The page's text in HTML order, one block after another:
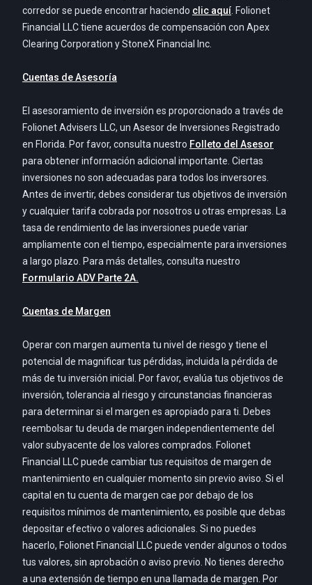
corredor se puede encontrar haciendo clic aquí . Folionet
Financial LLC tiene acuerdos de compensación con Apex
Clearing Corporation y StoneX Financial Inc.
Cuentas de Asesoría
El asesoramiento de inversión es proporcionado a través de
Folionet Advisers LLC, un Asesor de Inversiones Registrado
en Florida. Por favor, consulta nuestro Folleto del Asesor
para obtener información adicional importante. Ciertas
inversiones no son adecuadas para todos los inversores.
Antes de invertir, debes considerar tus objetivos de inversión
y cualquier tarifa cobrada por nosotros u otras empresas. La
tasa de rendimiento de las inversiones puede variar
ampliamente con el tiempo, especialmente para inversiones
a largo plazo. Para más detalles, consulta nuestro
Formulario ADV Parte 2A.
Cuentas de Margen
Operar con margen aumenta tu nivel de riesgo y tiene el
potencial de magnificar tus pérdidas, incluida la pérdida de
más de tu inversión inicial. Por favor, evalúa tus objetivos de
inversión, tolerancia al riesgo y circunstancias financieras
para determinar si el margen es apropiado para ti. Debes
reembolsar tu deuda de margen independientemente del
valor subyacente de los valores comprados. Folionet
Financial LLC puede cambiar tus requisitos de margen de
mantenimiento en cualquier momento sin previo aviso. Si el
capital en tu cuenta de margen cae por debajo de los
requisitos mínimos de mantenimiento, es posible que debas
depositar efectivo o valores adicionales. Si no puedes
hacerlo, Folionet Financial LLC puede vender algunos o todos
tus valores, sin aprobación o aviso previo. No tienes derecho
a una extensión de tiempo en una llamada de margen. Por